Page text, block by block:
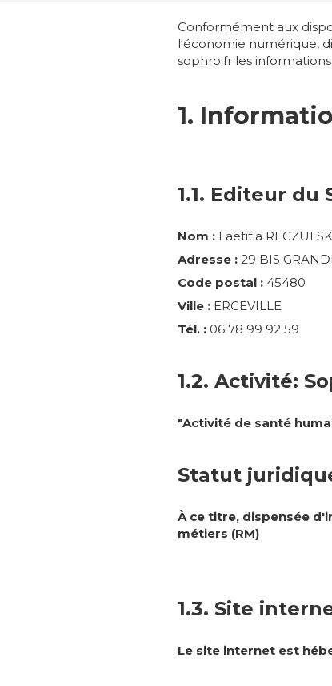
Conformément aux
l'économie numérique,
sophro.fr les informations
1.
1.1. Editeur du
Nom : Laetitia
Adresse : 29 BIS
Code postal : 45480
Ville : ERCEVILLE
Tél. : 06 78 99 92 59
1.2. Activité:
"Activité de santé
Statut
À ce titre, dispensée
métiers (RM)
1.3. Site
Le site internet est